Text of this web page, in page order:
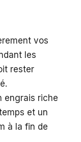
vos
les
rester
engrais riche
et un
à la fin de